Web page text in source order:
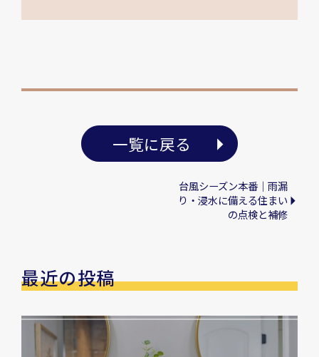
一覧に戻る
台風シーズン本番｜雨漏
り・浸水に備える住まい
の点検と補修
最近の投稿